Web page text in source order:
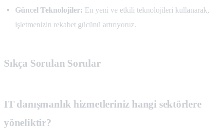
Güncel Teknolojiler: En yeni ve etkili teknolojileri kullanarak,
işletmenizin rekabet gücünü artırıyoruz.
Sıkça Sorulan Sorular
IT danışmanlık hizmetleriniz hangi sektörlere
yöneliktir?